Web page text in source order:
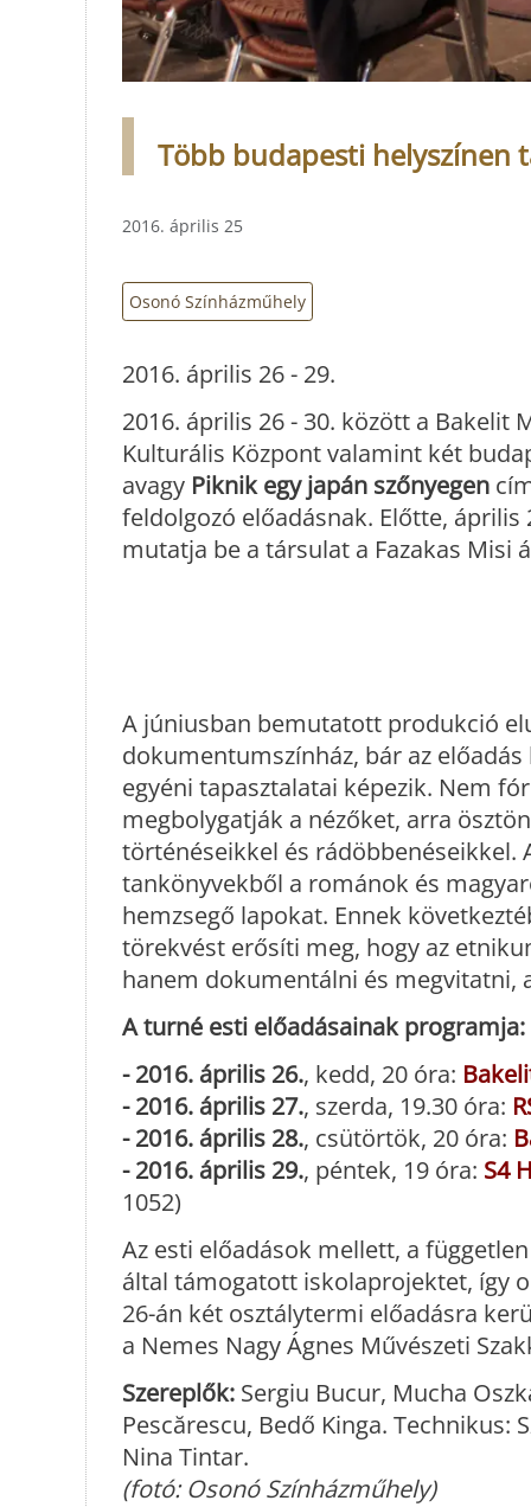
Több budapesti helyszínen
2016. április 25
Osonó Színházműhely
2016. április 26 - 29.
2016. április 26 - 30. között a Bakelit
Kulturális Központ valamint két
avagy Piknik egy japán szőnyegen
feldolgozó előadásnak. Előtte,
mutatja be a társulat a Fazakas
A júniusban bemutatott produkció
dokumentumszínház, bár az
egyéni tapasztalatai képezik. Nem
megbolygatják a nézőket, arra
történéseikkel és rádöbbenéseikkel.
tankönyvekből a románok és
hemzsegő lapokat. Ennek
törekvést erősíti meg, hogy az
hanem dokumentálni és megvitatni,
A turné esti előadásainak programja:
- 2016. április 26., kedd, 20 óra: B
- 2016. április 27., szerda, 19.30 óra:
- 2016. április 28., csütörtök, 20 óra:
- 2016. április 29., péntek, 19 óra: S4
1052)
Az esti előadások mellett, a
által támogatott iskolaprojektet, így
26-án két osztálytermi előadásra
a Nemes Nagy Ágnes Művészeti
Szereplők: Sergiu Bucur, Mucha
Pescărescu, Bedő Kinga. Technikus:
Nina Tintar.
(fotó: Osonó Színházműhely)